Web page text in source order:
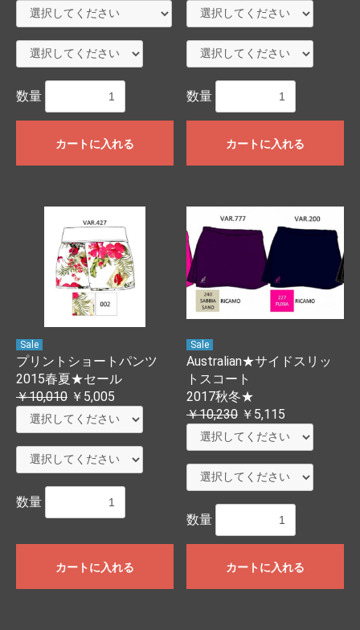
数量
カートに入れる
数量
カートに入れる
Sale
プリントショートパンツ
2015春夏★セール
￥10,010 ￥5,005
数量
カートに入れる
Sale
Australian★サイドスリッ
トスコート
2017秋冬★
￥10,230 ￥5,115
数量
カートに入れる